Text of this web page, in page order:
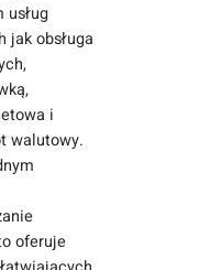
usług
jak obsługa
i
walutowy.
oferuje